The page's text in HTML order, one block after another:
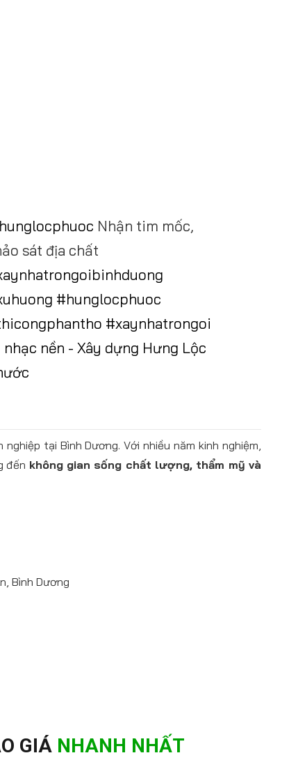
Nhận tim mốc,
sát địa chất
#hunglocphuoc
#xaynhatrongoi
nền - Xây dựng Hưng Lộc
nghiệp tại Bình Dương. Với nhiều năm kinh nghiệm,
đến không gian sống chất lượng, thẩm mỹ và
Bình Dương
GIÁ NHANH NHẤT